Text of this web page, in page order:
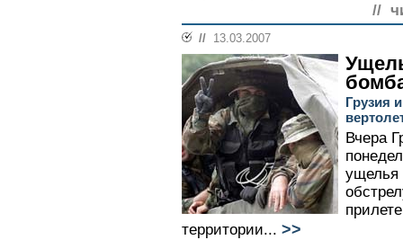
//
// 13.03.2007
Грузия
Вчера
ущелья
территории... >>